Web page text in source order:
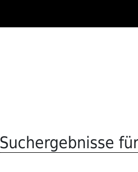
Suchergebnisse